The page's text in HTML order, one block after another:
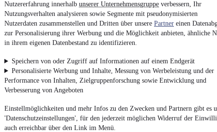
Nutzererfahrung innerhalb unserer Unternehmensgruppe verbessern, Ihr
Nutzungsverhalten analysieren sowie Segmente mit pseudonymisierten
Nutzerdaten zusammenstellen und Dritten über unsere Partner einen
zur Personalisierung ihrer Werbung und die Möglichkeit anbieten, ähnliche
in ihrem eigenen Datenbestand zu identifizieren.
Speichern von oder Zugriff auf Informationen auf einem Endgerät
Personalisierte Werbung und Inhalte, Messung von Werbeleistung und der
Performance von Inhalten, Zielgruppenforschung sowie Entwicklung und
Verbesserung von Angeboten
Einstellmöglichkeiten und mehr Infos zu den Zwecken und Partnern gibt es
'Datenschutzeinstellungen', für den jederzeit möglichen Widerruf der
auch erreichbar über den Link im Menü.
4.6 Sterne
Nutze mobile.de schnell und einfach
App installieren
Impressum
AGB
Datenschutz
Datenschutzeinstellungen